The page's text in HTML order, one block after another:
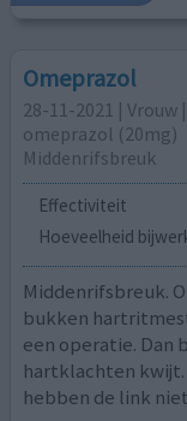
Omeprazol
28-11-2021 | Vrouw
omeprazol (20mg)
Middenrifsbreuk
Effectiviteit
Hoeveelheid
Middenrifsbreuk.
bukken
een operatie. Dan
hartklachten kwijt.
hebben de link